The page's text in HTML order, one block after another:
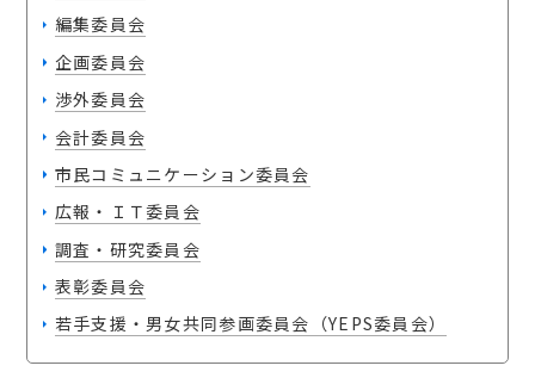
アクセス・問い合わせ
会員マイページ
編集委員会
企画委員会
渉外委員会
会計委員会
市民コミュニケーション委員会
広報・ＩＴ委員会
調査・研究委員会
表彰委員会
若手支援・男女共同参画委員会（YEPS委員会）